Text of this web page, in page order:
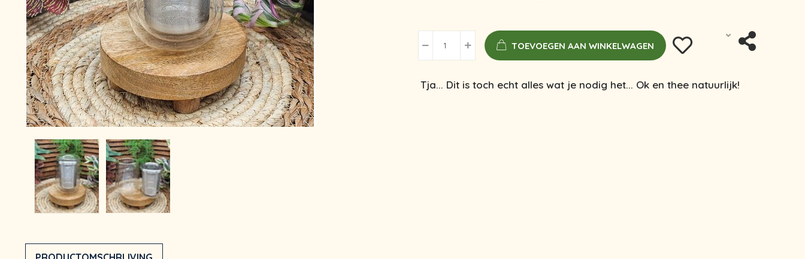
TOEVOEGEN AAN WINKELWAGEN
Tja... Dit is toch echt alles wat je nodig het... Ok en thee natuurlijk!